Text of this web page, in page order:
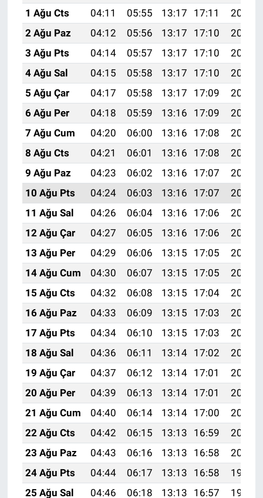
1 Ağu Cts
04:11 05:55 13:17 17:11
20:29
2 Ağu Paz
04:12 05:56 13:17 17:10
20:28
3 Ağu Pts
04:14 05:57 13:17 17:10
20:27
4 Ağu Sal
04:15 05:58 13:17 17:10
20:26
5 Ağu Çar
04:17 05:58 13:17 17:09
20:25
6 Ağu Per
04:18 05:59 13:16 17:09
20:23
7 Ağu Cum
04:20 06:00 13:16 17:08
20:22
8 Ağu Cts
04:21 06:01 13:16 17:08
20:21
9 Ağu Paz
04:23 06:02 13:16 17:07
20:20
10 Ağu Pts
04:24 06:03 13:16 17:07
20:18
11 Ağu Sal
04:26 06:04 13:16 17:06
20:17
12 Ağu Çar
04:27 06:05 13:16 17:06
20:16
13 Ağu Per
04:29 06:06 13:15 17:05
20:15
14 Ağu Cum
04:30 06:07 13:15 17:05
20:13
15 Ağu Cts
04:32 06:08 13:15 17:04
20:12
16 Ağu Paz
04:33 06:09 13:15 17:03
20:10
17 Ağu Pts
04:34 06:10 13:15 17:03
20:09
18 Ağu Sal
04:36 06:11 13:14 17:02
20:08
19 Ağu Çar
04:37 06:12 13:14 17:01
20:06
20 Ağu Per
04:39 06:13 13:14 17:01
20:05
21 Ağu Cum
04:40 06:14 13:14 17:00
20:03
22 Ağu Cts
04:42 06:15 13:13 16:59
20:02
23 Ağu Paz
04:43 06:16 13:13 16:58
20:00
24 Ağu Pts
04:44 06:17 13:13 16:58
19:59
25 Ağu Sal
04:46 06:18 13:13 16:57 19:57